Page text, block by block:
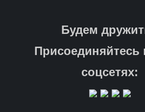
Будем
Присоединяйтесь
соцсетях: